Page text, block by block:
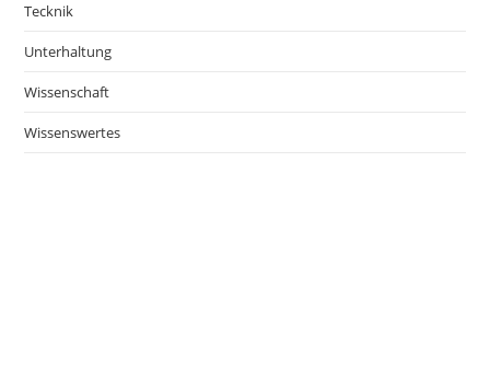
Tecknik
Unterhaltung
Wissenschaft
Wissenswertes